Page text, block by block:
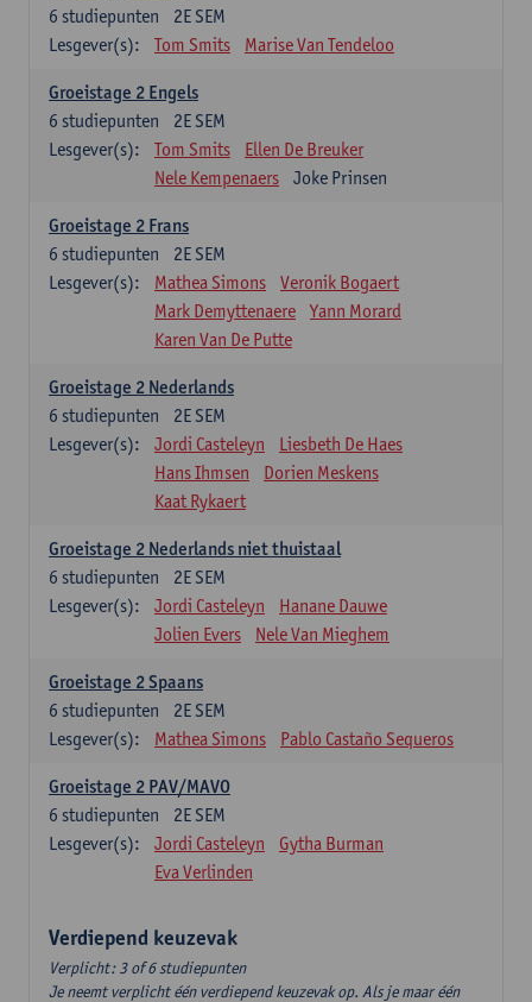
2E SEM
6 studiepunten
Lesgever(s):
Tom Smits Marise Van Tendeloo
Groeistage 2 Engels
2E SEM
6 studiepunten
Lesgever(s):
Tom Smits
Ellen De Breuker
Nele Kempenaers
Joke Prinsen
Groeistage 2 Frans
2E SEM
6 studiepunten
Lesgever(s):
Mathea Simons
Veronik Bogaert
Mark Demyttenaere
Yann Morard
Karen Van De Putte
Groeistage 2 Nederlands
2E SEM
6 studiepunten
Lesgever(s):
Jordi Casteleyn
Liesbeth De Haes
Hans Ihmsen
Dorien Meskens
Kaat Rykaert
Groeistage 2 Nederlands niet thuistaal
2E SEM
6 studiepunten
Lesgever(s):
Jordi Casteleyn
Hanane Dauwe
Jolien Evers
Nele Van Mieghem
Groeistage 2 Spaans
2E SEM
6 studiepunten
Lesgever(s):
Mathea Simons Pablo Castaño Sequeros
Groeistage 2 PAV/MAVO
2E SEM
6 studiepunten
Lesgever(s):
Jordi Casteleyn
Gytha Burman
Eva Verlinden
Verdiepend keuzevak
Verplicht: 3 of 6 studiepunten
Je neemt verplicht één verdiepend keuzevak op. Als je maar één